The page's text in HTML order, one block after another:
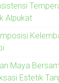
Alpukat
Maya
Estetik